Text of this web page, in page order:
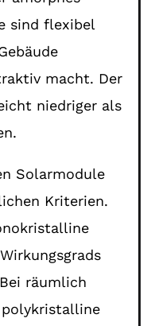
sind flexibel
macht. Der
niedriger als
Solarmodule
Kriterien.
räumlich
polykristalline